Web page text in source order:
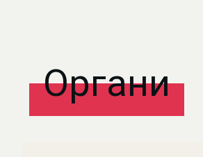
Органи